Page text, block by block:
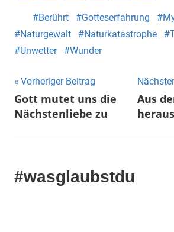
Berührt Gotteserfahrung
Naturgewalt
Naturkatastrophe
Unwetter
Wunder
Beitragsnavigation
Vorheriger Beitrag
Gott mutet uns die
Nächstenliebe zu
Aus
heraus
#wasglaubstdu